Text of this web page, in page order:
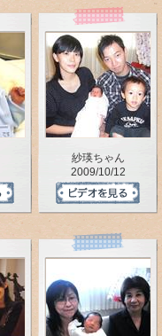
紗瑛ちゃん
2009/10/12